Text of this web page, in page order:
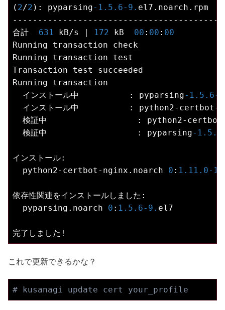
( 2/2 ): pyparsing-1.5 .6-9.
合計 631 kB/s | 172 kB 00 : 00 : 00
Running transaction check
Running transaction test
Transaction test succeeded
Running transaction
  インストール中          : pyparsing
-1.5 .6-
インストール中          : python2-certbot-
検証中                  : python2-
  検証中                  : pyparsing
-1.5 .6
インストール:
  python2-certbot-nginx.noarch
0 : 1.11 .0-1.
依存性関連をインストールしました:
  pyparsing.noarch
0 : 1.5 .6-9. el7
これで更新できるかな？
# kusanagi update cert your_profile